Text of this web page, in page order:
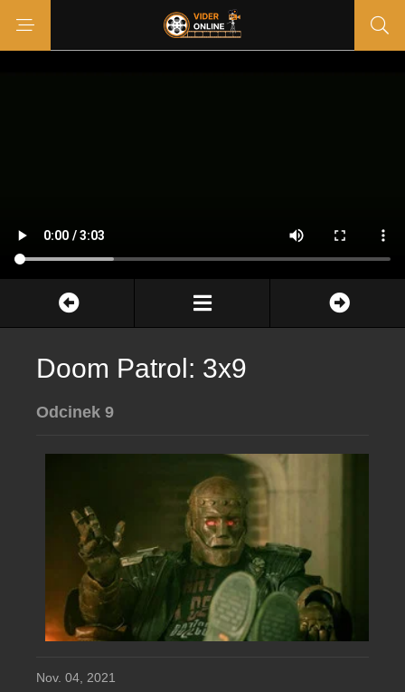
Doom Patrol: 3x9
Odcinek 9
Nov. 04, 2021